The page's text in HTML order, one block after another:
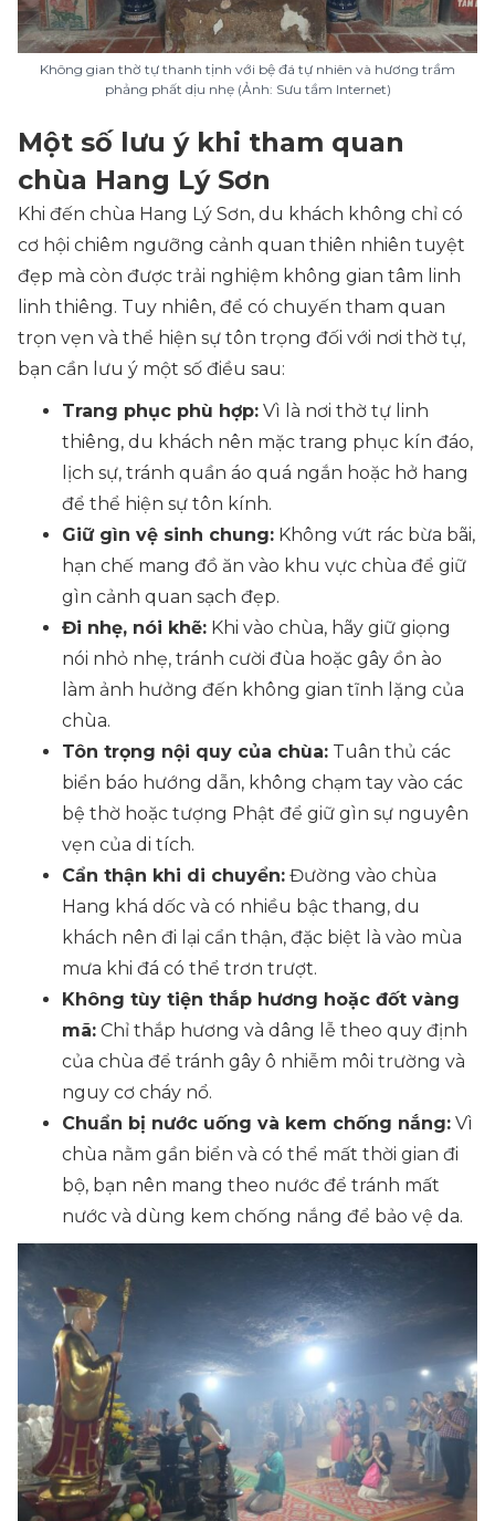
Không gian thờ tự thanh tịnh với bệ đá tự nhiên và hương trầm
phảng phất dịu nhẹ (Ảnh: Sưu tầm Internet)
Một số lưu ý khi tham quan
chùa Hang Lý Sơn
Khi đến chùa Hang Lý Sơn, du khách không chỉ có
cơ hội chiêm ngưỡng cảnh quan thiên nhiên tuyệt
đẹp mà còn được trải nghiệm không gian tâm linh
linh thiêng. Tuy nhiên, để có chuyến tham quan
trọn vẹn và thể hiện sự tôn trọng đối với nơi thờ tự,
bạn cần lưu ý một số điều sau:
Trang phục phù hợp: Vì là nơi thờ tự linh
thiêng, du khách nên mặc trang phục kín đáo,
lịch sự, tránh quần áo quá ngắn hoặc hở hang
để thể hiện sự tôn kính.
Giữ gìn vệ sinh chung: Không vứt rác bừa bãi,
hạn chế mang đồ ăn vào khu vực chùa để giữ
gìn cảnh quan sạch đẹp.
Đi nhẹ, nói khẽ: Khi vào chùa, hãy giữ giọng
nói nhỏ nhẹ, tránh cười đùa hoặc gây ồn ào
làm ảnh hưởng đến không gian tĩnh lặng của
chùa.
Tôn trọng nội quy của chùa: Tuân thủ các
biển báo hướng dẫn, không chạm tay vào các
bệ thờ hoặc tượng Phật để giữ gìn sự nguyên
vẹn của di tích.
Cẩn thận khi di chuyển: Đường vào chùa
Hang khá dốc và có nhiều bậc thang, du
khách nên đi lại cẩn thận, đặc biệt là vào mùa
mưa khi đá có thể trơn trượt.
Không tùy tiện thắp hương hoặc đốt vàng
mã: Chỉ thắp hương và dâng lễ theo quy định
của chùa để tránh gây ô nhiễm môi trường và
nguy cơ cháy nổ.
Chuẩn bị nước uống và kem chống nắng: Vì
chùa nằm gần biển và có thể mất thời gian đi
bộ, bạn nên mang theo nước để tránh mất
nước và dùng kem chống nắng để bảo vệ da.